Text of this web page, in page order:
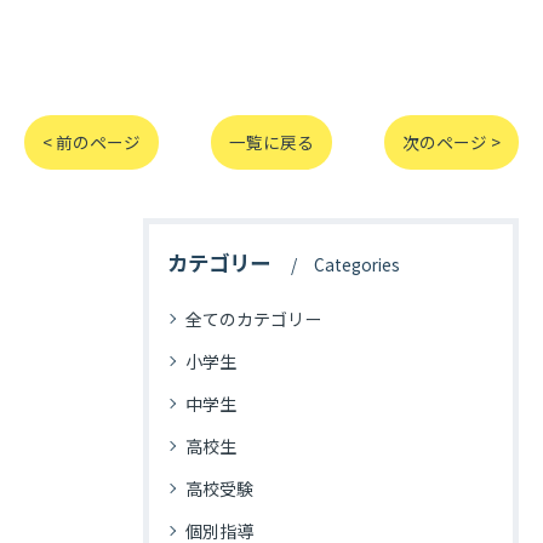
< 前のページ 一覧に戻る 次のページ >
カテゴリー Categories
全てのカテゴリー
小学生
中学生
高校生
高校受験
個別指導